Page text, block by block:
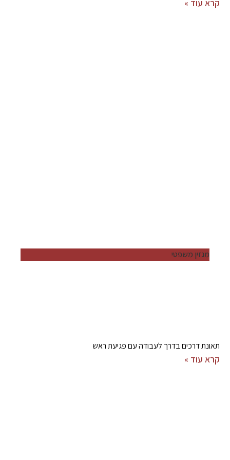
קרא עוד »
מגזין משפטי
תאונת דרכים בדרך לעבודה עם פגיעת ראש
קרא עוד »